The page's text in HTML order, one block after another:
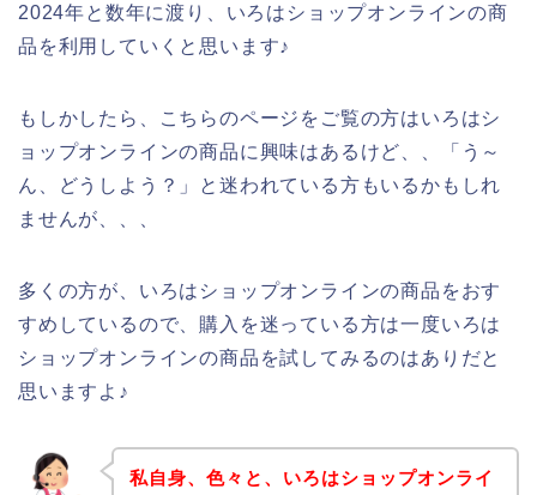
2024年と数年に渡り、いろはショップオンラインの商
品を利用していくと思います♪
もしかしたら、こちらのページをご覧の方はいろはシ
ョップオンラインの商品に興味はあるけど、、「う～
ん、どうしよう？」と迷われている方もいるかもしれ
ませんが、、、
多くの方が、いろはショップオンラインの商品をおす
すめしているので、購入を迷っている方は一度いろは
ショップオンラインの商品を試してみるのはありだと
思いますよ♪
私自身、色々と、いろはショップオンライ